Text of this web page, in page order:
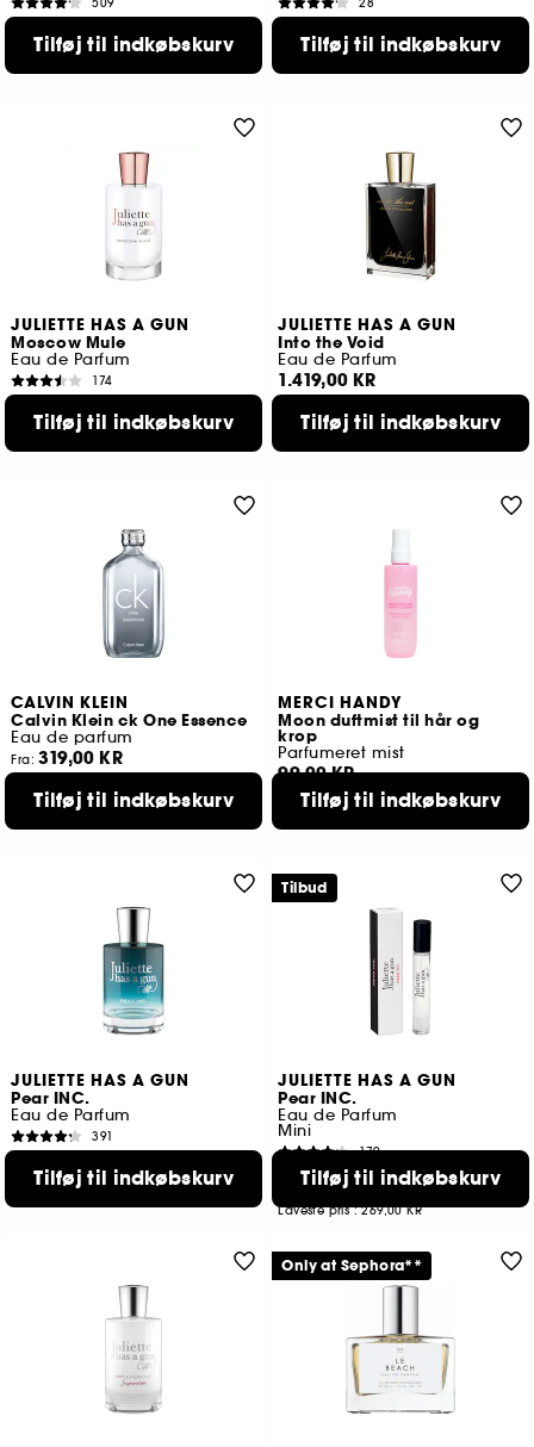
2 størrelser tilgængelige
Tilføj til indkøbskurv 2 størrelser tilgængelige
Tilføj til indkøbskurv
JULIETTE HAS A GUN
Moscow Mule
Eau de Parfum
174
2 størrelser tilgængelige
Tilføj til indkøbskurv
JULIETTE HAS A GUN
Into the Void
Eau de Parfum
1.419,00 KR
Tilføj til indkøbskurv
CALVIN KLEIN
Calvin Klein ck One Essence
Eau de parfum
Fra:319,00 KR
2 størrelser tilgængelige
Tilføj til indkøbskurv
MERCI HANDY
Moon duftmist til hår og
krop
Parfumeret mist
99,00 KR
Tilføj til indkøbskurv
JULIETTE HAS A GUN
Pear INC.
Eau de Parfum
391
2 størrelser tilgængelige
Tilføj til indkøbskurv
JULIETTE HAS A GUN
Pear INC.
Eau de Parfum
Mini
179
199,00 KR
Laveste pris : 269,00 KR
Tilføj til indkøbskurv
Tilbud
Only at Sephora**